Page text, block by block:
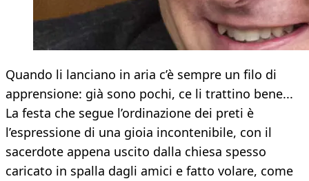
Quando li lanciano in aria c’è sempre un filo di
apprensione: già sono pochi, ce li trattino bene...
La festa che segue l’ordinazione dei preti è
l’espressione di una gioia incontenibile, con il
sacerdote appena uscito dalla chiesa spesso
caricato in spalla dagli amici e fatto volare, come